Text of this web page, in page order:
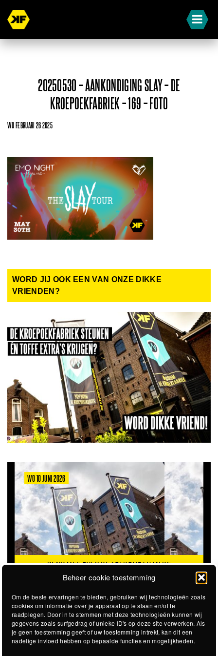
Beheer cookie toestemming
Om de beste ervaringen te bieden, gebruiken wij technologieën zoals
cookies om informatie over je apparaat op te slaan en/of te
raadplegen. Door in te stemmen met deze technologieën kunnen wij
gegevens zoals surfgedrag of unieke ID's op deze site verwerken. Als
je geen toestemming geeft of uw toestemming intrekt, kan dit een
nadelige invloed hebben op bepaalde functies en mogelijkheden.
20250530 – AANKONDIGING SLAY – DE
KROEPOEKFABRIEK – 169 – FOTO
WO FEBRUARI 26 2025
WORD JIJ OOK EEN VAN ONZE DIKKE
VRIENDEN?
WO 10 JUNI 2026
DENK MEE OVER DE TOEKOMST VAN DE
KROEPOEKFABRIEK